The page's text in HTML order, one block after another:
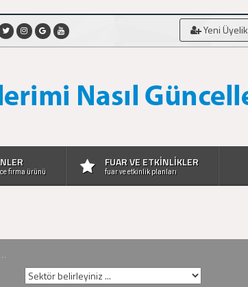
Yeni Üyelik
firma ürünü
FUAR VE ETKİNLİKLER
fuar ve etkinlik planları